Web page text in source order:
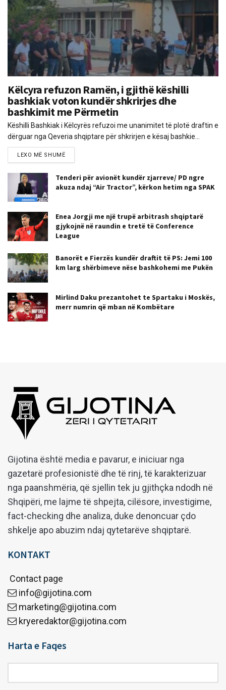
Këlcyra refuzon Ramën, i gjithë këshilli
bashkiak voton kundër shkrirjes dhe
bashkimit me Përmetin
Këshilli Bashkiak i Këlcyrës refuzoi me unanimitet të plotë draftin e
dërguar nga Qeveria shqiptare për shkrirjen e kësaj bashkie...
LEXO MË SHUMË
Tenderi për avionët kundër zjarreve/ PD ngre
akuza ndaj “Air Tractor”, kërkon hetim nga SPAK
Enea Jorgji me një trupë arbitrash shqiptarë
gjykojnë në raundin e tretë të Conference
League
Banorët e Fierzës kundër draftit të PS: Jemi 100
km larg shërbimeve nëse bashkohemi me Pukën
Mirlind Daku prezantohet te Spartaku i Moskës,
merr numrin që mban në Kombëtare
Gijotina është media e pavarur, e iniciuar nga
gazetarë profesionistë dhe të rinj, të karakterizuar
nga paanshmëria, që sjellin tek ju gjithçka ndodh në
Shqipëri, me lajme të shpejta, cilësore, investigime,
fact-checking dhe analiza, duke denoncuar çdo
shkelje apo abuzim ndaj qytetarëve shqiptarë.
KONTAKT
Contact page
info@gijotina.com
marketing@gijotina.com
kryeredaktor@gijotina.com
Harta e Faqes
e